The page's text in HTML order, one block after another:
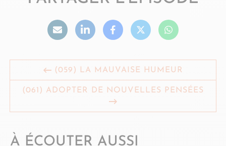
(059) LA MAUVAISE HUMEUR
(061) ADOPTER DE NOUVELLES PENSÉES
À ÉCOUTER AUSSI